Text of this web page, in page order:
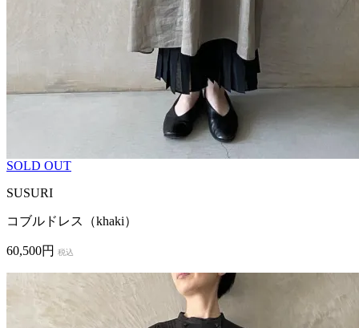
SOLD OUT
SUSURI
コブルドレス（khaki）
60,500円 税込